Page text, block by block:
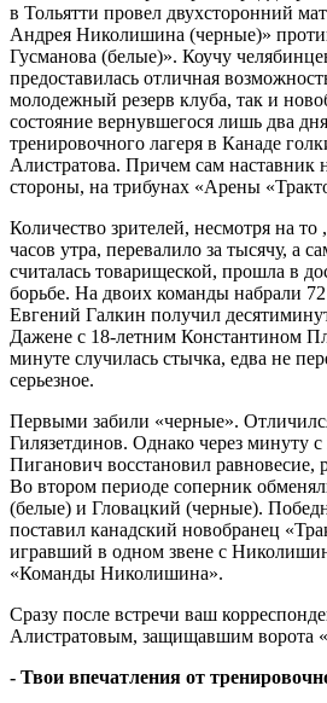
в Тольятти провел двухсторонний
Андрея Николишина (черные)»
Гусманова (белые)». Коучу
предоставилась отличная
молодежный резерв клуба, так и
состояние вернувшегося лишь два
тренировочного лагеря в Канаде
Алистратова. Причем сам наставник
стороны, на трибунах «Арены
Количество зрителей, несмотря на то
часов утра, перевалило за тысячу, а
считалась товарищеской, прошла в
борьбе. На двоих команды набрали
Евгений Галкин получил
Дажене с 18-летним Константином
минуте случилась стычка, едва не
серьезное.
Первыми забили «черные».
Гилязетдинов. Однако через минуту
Пиганович восстановил равновесие,
Во втором периоде соперник
(белые) и Гловацкий (черные).
поставил канадский новобранец
игравший в одном звене с
«Команды Николишина».
Сразу после встречи ваш
Алистратовым, защищавшим ворота
- Твои впечатления от